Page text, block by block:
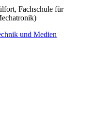
Fachschule für
und Medien